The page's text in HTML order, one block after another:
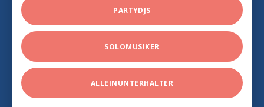
PARTYDJS
SOLOMUSIKER
ALLEINUNTERHALTER